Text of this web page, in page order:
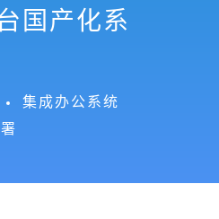
国产化系
集成办公系统